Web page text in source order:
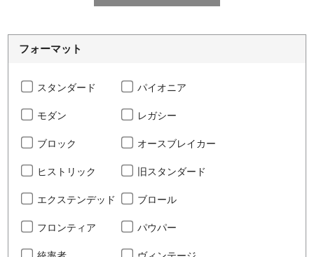
フォーマット
スタンダード パイオニア
モダン レガシー
ブロック オースブレイカー
ヒストリック 旧スタンダード
エクステンデッド ブロール
フロンティア パウパー